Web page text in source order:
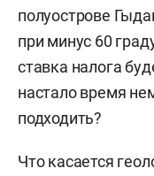
полуострове
при минус 60
ставка налога
настало время
подходить?
Что касается